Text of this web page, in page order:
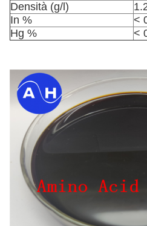
Densità (g/l)
In %
<
Hg %
<